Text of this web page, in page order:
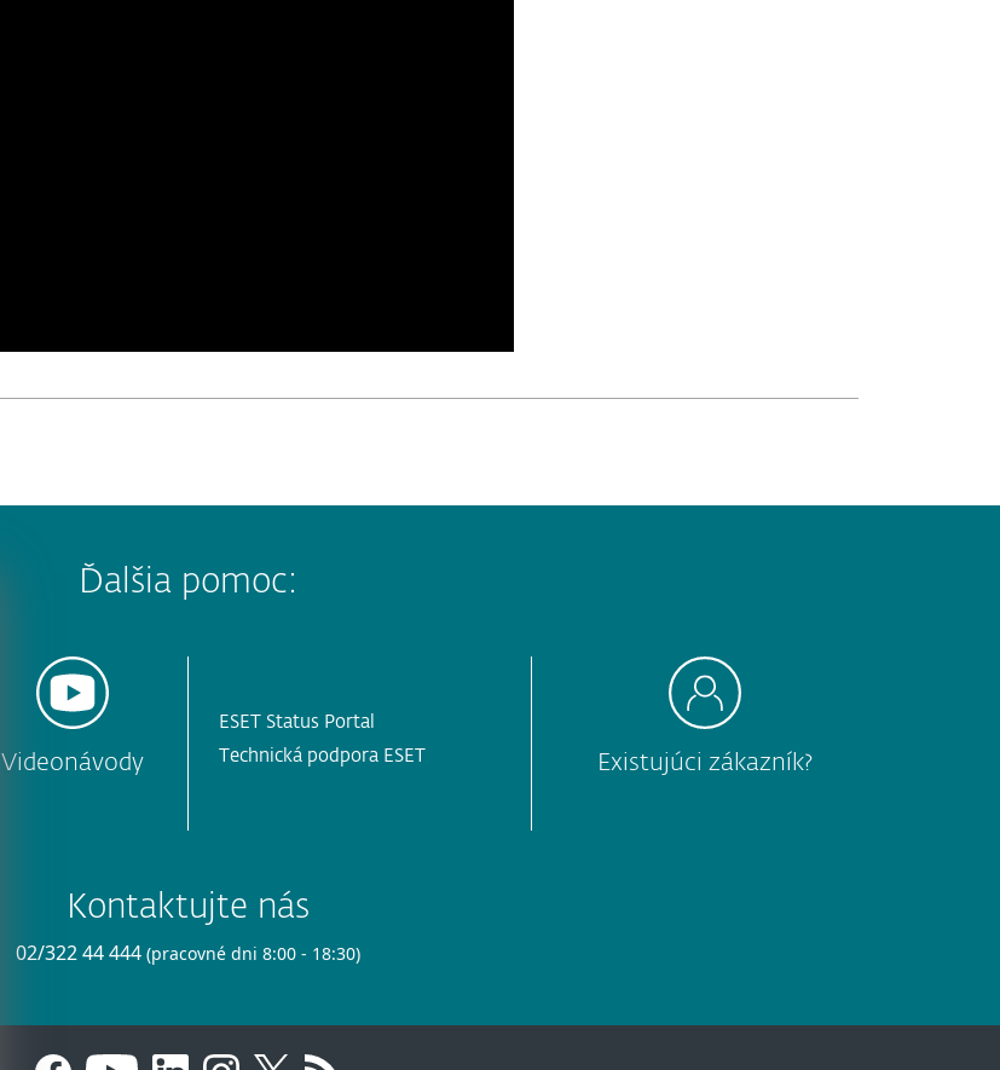
Ďalšia pomoc:
Videonávody
ESET Status Portal
Technická podpora ESET
Existujúci zákazník?
Kontaktujte nás
02/322 44 444 (pracovné dni 8:00 - 18:30)